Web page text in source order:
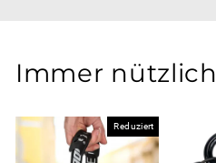
Immer nützlich
Reduziert